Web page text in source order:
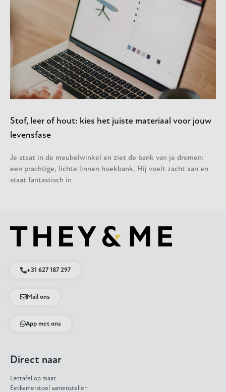
Stof, leer of hout: kies het juiste materiaal voor jouw
levensfase
Je staat in de meubelwinkel en ziet de bank van je dromen:
een prachtige, lichte linnen hoekbank. Hij voelt zacht aan en
staat fantastisch in
+31 627 187 297
Mail ons
App met ons
Direct naar
Eettafel op maat
Eetkamerstoel samenstellen